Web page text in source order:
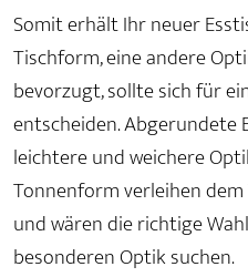
Somit erhält Ihr neuer
Tischform, eine andere
bevorzugt, sollte sich für
entscheiden. Abgerundete
leichtere und weichere
Tonnenform verleihen dem
und wären die richtige
besonderen Optik suchen.